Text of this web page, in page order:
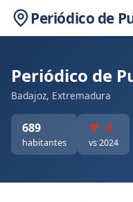
Periódico de
Periódico de
Badajoz, Extremadura
689
habitantes
▼ -6
vs 2024